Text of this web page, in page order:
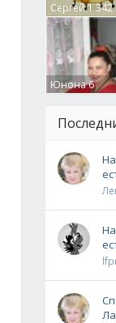
Сергей1 342
Юнона6